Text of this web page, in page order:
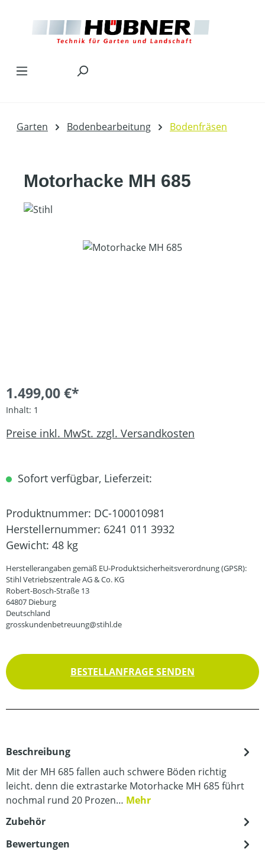
Garten Bodenbearbeitung Bodenfräsen
Motorhacke MH 685
Bildergalerie überspringen
1.499,00 €*
Inhalt: 1
Preise inkl. MwSt. zzgl. Versandkosten
Sofort verfügbar, Lieferzeit:
Produktnummer: DC-100010981
Herstellernummer: 6241 011 3932
Gewicht: 48 kg
Herstellerangaben gemäß EU-Produktsicherheitsverordnung (GPSR):
Stihl Vetriebszentrale AG & Co. KG
Robert-Bosch-Straße 13
64807 Dieburg
Deutschland
grosskundenbetreuung@stihl.de
BESTELLANFRAGE SENDEN
Beschreibung
Mit der MH 685 fallen auch schwere Böden richtig
leicht. denn die extrastarke Motorhacke MH 685 führt
nochmal rund 20 Prozen… Mehr
Zubehör
Bewertungen